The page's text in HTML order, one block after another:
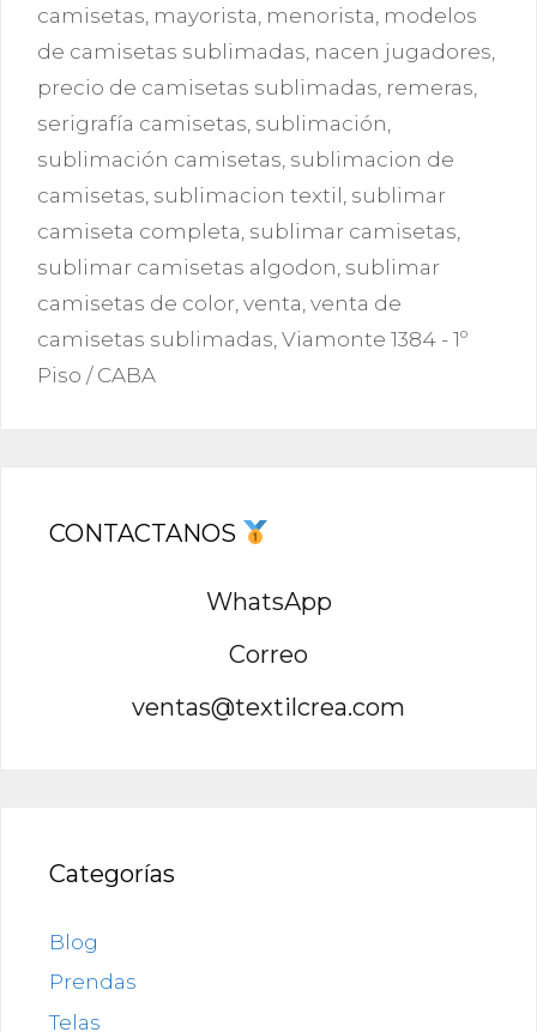
camisetas mayorista menorista modelos
de camisetas sublimadas nacen jugadores
precio de camisetas sublimadas remeras
serigrafía camisetas sublimación
sublimación camisetas sublimacion de
camisetas sublimacion textil sublimar
camiseta completa sublimar camisetas
sublimar camisetas algodon sublimar
camisetas de color venta venta de
camisetas sublimadas Viamonte 1384 - 1º
Piso / CABA
CONTACTANOS
WhatsApp
Correo
ventas@textilcrea.com
Categorías
Blog
Prendas
Telas